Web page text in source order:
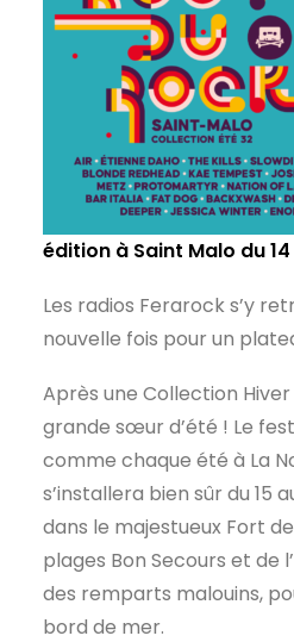
édition à Saint Malo du
Les radios Ferarock s’y
nouvelle fois pour un
Après une Collection
grande sœur d’été ! Le
comme chaque été à La
s’installera bien sûr du 15
dans le majestueux Fort
plages Bon Secours et de
des remparts malouins,
bord de mer.